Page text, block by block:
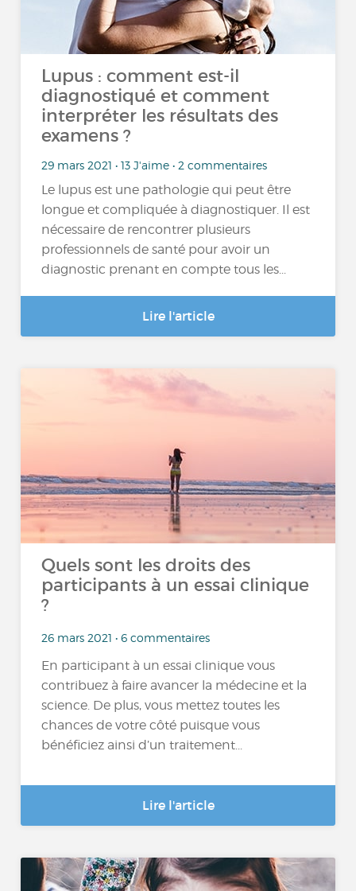
Lupus : comment est-il
diagnostiqué et comment
interpréter les résultats des
examens ?
29 mars 2021 • 13 J'aime • 2 commentaires
Le lupus est une pathologie qui peut être
longue et compliquée à diagnostiquer. Il est
nécessaire de rencontrer plusieurs
professionnels de santé pour avoir un
diagnostic prenant en compte tous les...
Lire l'article
Quels sont les droits des
participants à un essai clinique
?
26 mars 2021 • 6 commentaires
En participant à un essai clinique vous
contribuez à faire avancer la médecine et la
science. De plus, vous mettez toutes les
chances de votre côté puisque vous
bénéficiez ainsi d’un traitement...
Lire l'article